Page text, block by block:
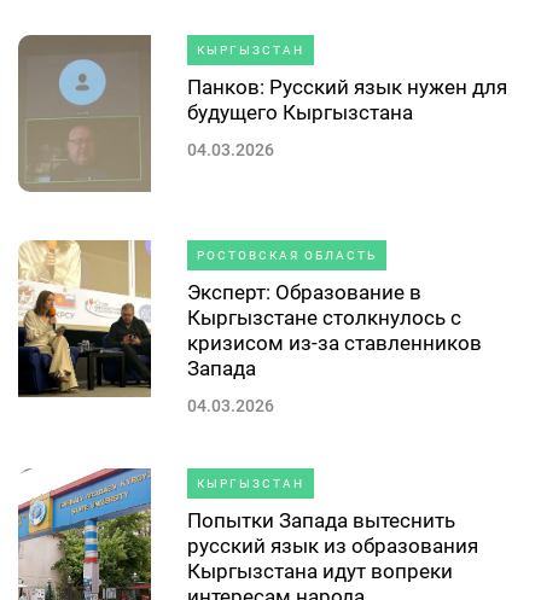
КЫРГЫЗСТАН
Панков: Русский язык нужен для
будущего Кыргызстана
04.03.2026
РОСТОВСКАЯ ОБЛАСТЬ
Эксперт: Образование в
Кыргызстане столкнулось с
кризисом из-за ставленников
Запада
04.03.2026
КЫРГЫЗСТАН
Попытки Запада вытеснить
русский язык из образования
Кыргызстана идут вопреки